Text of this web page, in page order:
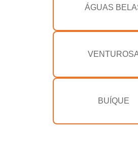
ÁGUAS
BUÍQUE